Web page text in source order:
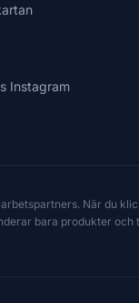
Instagram
När du
bara produkter